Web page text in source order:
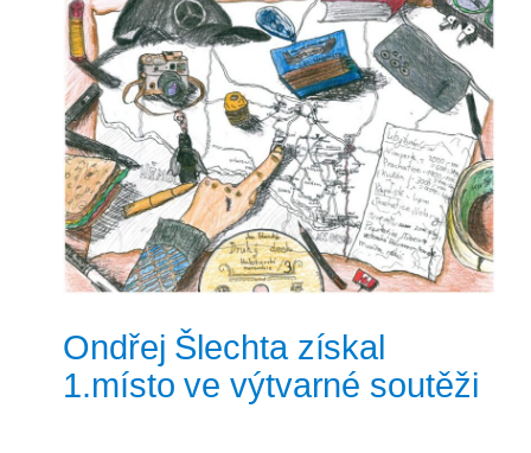
Ondřej Šlechta získal
1.místo ve výtvarné soutěži